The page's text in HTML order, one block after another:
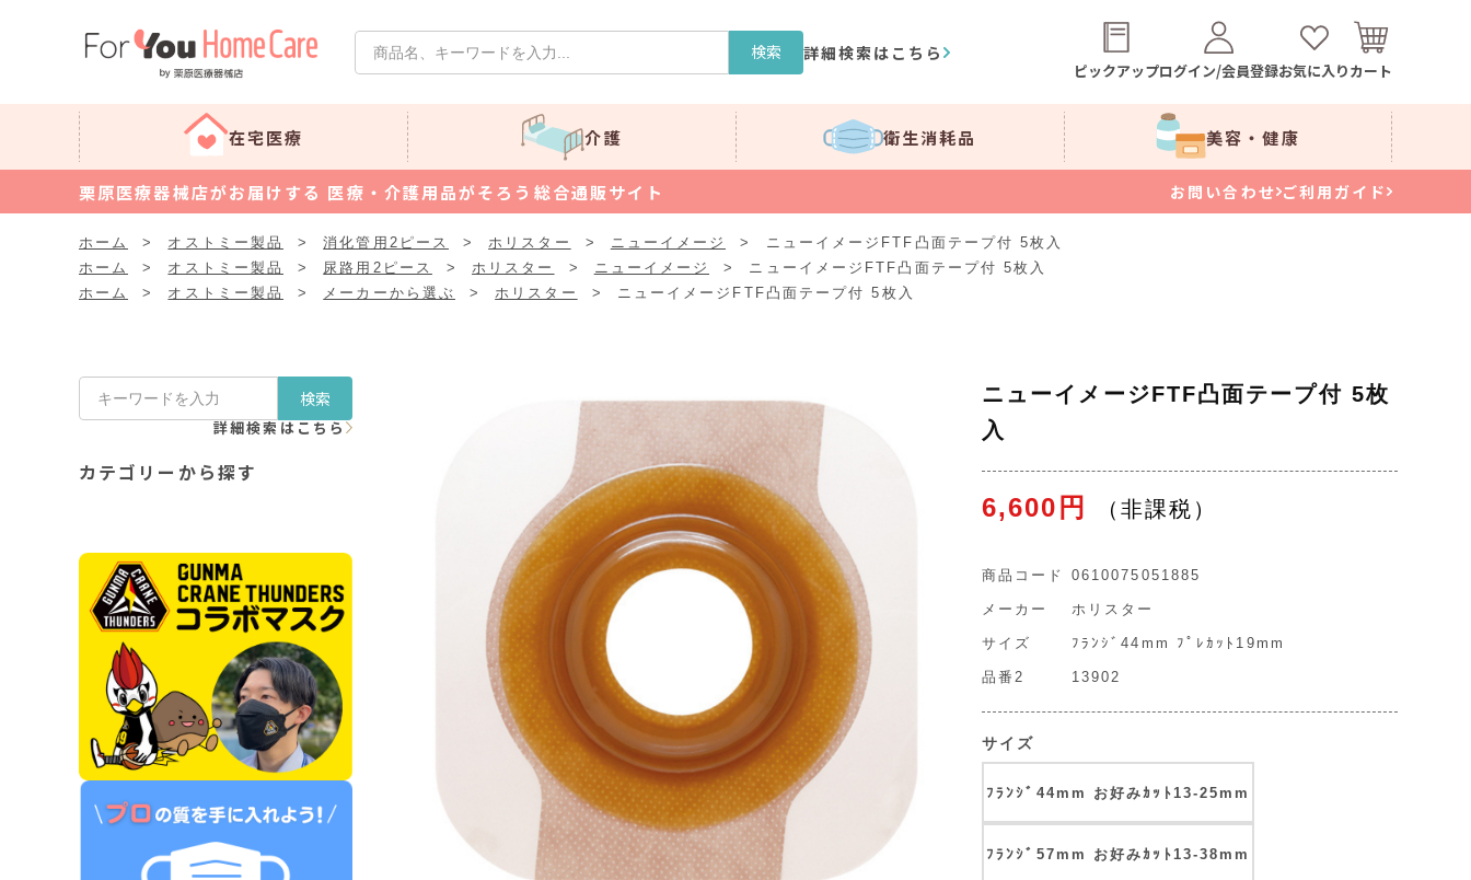
検索 詳細検索はこちら
ピックアップログイン/会員登録お気に入りカート
在宅医療 介護 衛生消耗品 美容・健康
栗原医療器械店がお届けする 医療・介護用品がそろう総合通販サイト お問い合わせ ご利用ガイド
ホーム > オストミー製品 > 消化管用2ピース > ホリスター > ニューイメージ >
ニューイメージFTF凸面テープ付 5枚入
ホーム
> オストミー製品 > 尿路用2ピース > ホリスター > ニューイメージ >
ニューイメージFTF凸面テープ付 5枚入
ホーム
> オストミー製品 > メーカーから選ぶ > ホリスター > ニューイメージFTF凸面テープ付 5枚入
検索
詳細検索はこちら
カテゴリーから探す
ニューイメージFTF凸面テープ付 5枚
入
6,600円
商品コード 0610075051885
メーカー ホリスター
サイズ ﾌﾗﾝｼﾞ44mm ﾌﾟﾚｶｯﾄ19mm
品番2 13902
サイズ
ﾌﾗﾝｼﾞ44mm お好みｶｯﾄ13-25mm
ﾌﾗﾝｼﾞ57mm お好みｶｯﾄ13-38mm